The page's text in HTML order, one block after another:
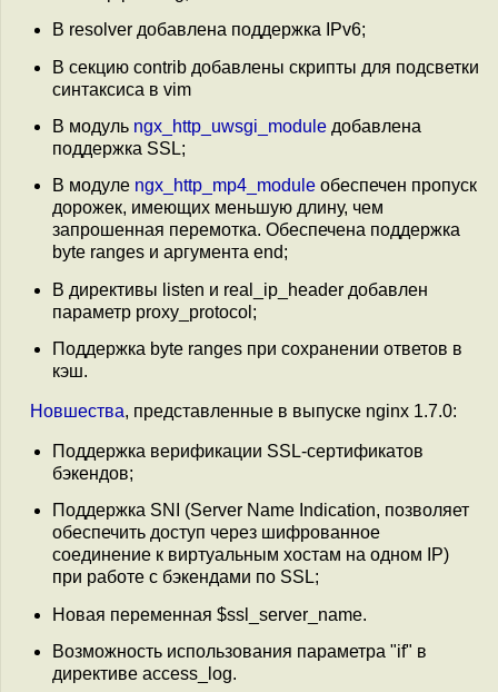
В resolver добавлена поддержка IPv6;
В секцию contrib добавлены скрипты для подсветки
синтаксиса в vim
В модуль ngx_http_uwsgi_module добавлена
поддержка SSL;
В модуле ngx_http_mp4_module обеспечен пропуск
дорожек, имеющих меньшую длину, чем
запрошенная перемотка. Обеспечена поддержка
byte ranges и аргумента end;
В директивы listen и real_ip_header добавлен
параметр proxy_protocol;
Поддержка byte ranges при сохранении ответов в
кэш.
Новшества, представленные в выпуске nginx 1.7.0:
Поддержка верификации SSL-сертификатов
бэкендов;
Поддержка SNI (Server Name Indication, позволяет
обеспечить доступ через шифрованное
соединение к виртуальным хостам на одном IP)
при работе с бэкендами по SSL;
Новая переменная $ssl_server_name.
Возможность использования параметра "if" в
директиве access_log.